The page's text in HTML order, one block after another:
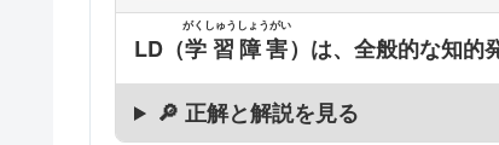
LD（学習障害
がくしゅうしょうがい
）は、全般的な知的
🔎 正解と解説を見る